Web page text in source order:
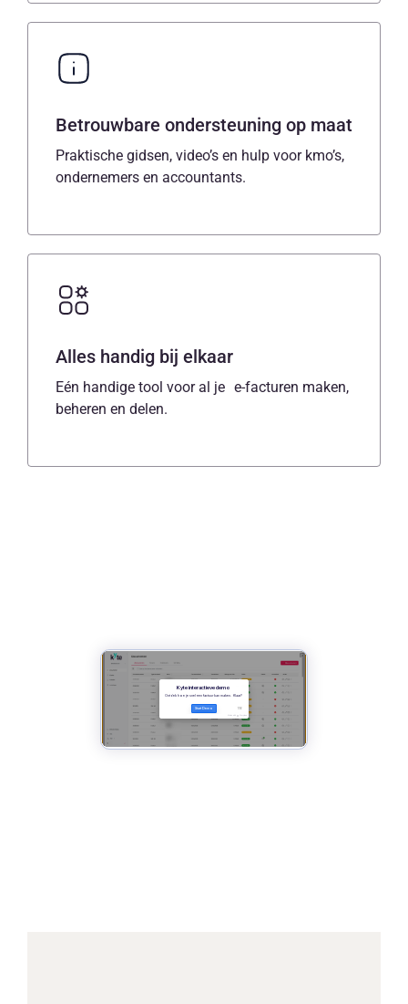
Betrouwbare ondersteuning op maat
Praktische gidsen, video’s en hulp voor kmo’s,
ondernemers en accountants.
Alles handig bij elkaar
Eén handige tool voor al je e-facturen maken,
beheren en delen.